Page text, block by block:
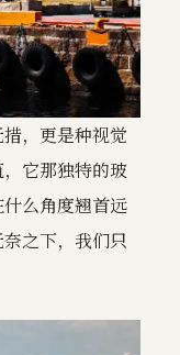
，更是种视觉
它那独特的玻
么角度翘首远
之下，我们只